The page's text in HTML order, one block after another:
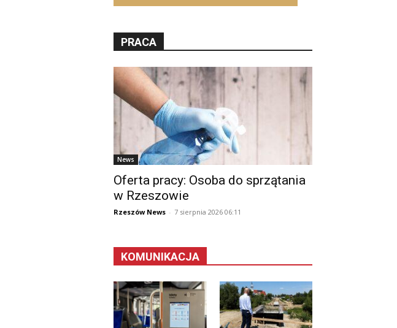
PRACA
News
Oferta pracy: Osoba do sprzątania
w Rzeszowie
Rzeszów News - 7 sierpnia 2026 06:11
KOMUNIKACJA